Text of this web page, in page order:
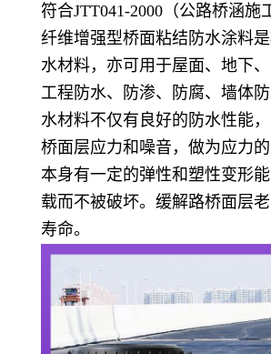
符合JTT041-2000（公路桥涵施
纤维增强型桥面粘结防水涂料
水材料，亦可用于屋面、地下
工程防水、防渗、防腐、墙体
水材料不仅有良好的防水性能
桥面层应力和噪音，做为应力
本身有一定的弹性和塑性变形
载而不被破坏。缓解路桥面层
寿命。